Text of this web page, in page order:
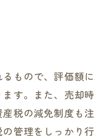
もので、評価額
す。また、売却
税の減免制度も
管理をしっかり